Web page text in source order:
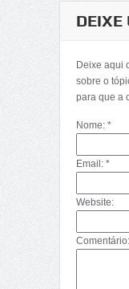
(Décima
Parte)
DEIXE
Deixe aqui
sobre o
para que a
Nome: *
Email: *
Website: